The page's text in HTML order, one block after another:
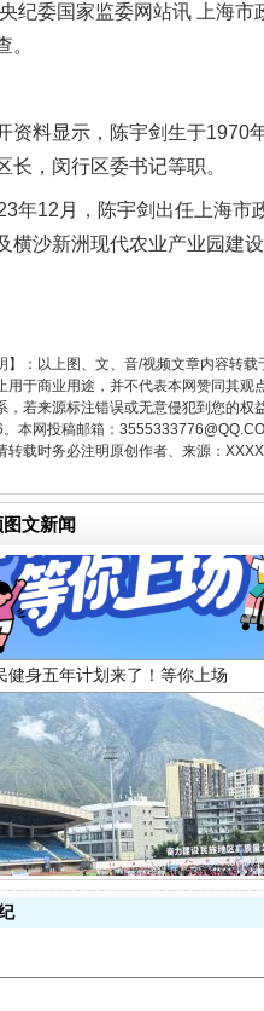
委国家监委网站讯 上海市政
。
料显示，陈宇剑生于1970年
长，闵行区委书记等职。
12月，陈宇剑出任上海市政
横沙新洲现代农业产业园建设
】：以上图、文、音/视频文章内容转
用于商业用途，并不代表本网赞同其
，若来源标注错误或无意侵犯到您的
本网投稿邮箱：
转载时务必注明原创作者、来源：
文新闻
贿1.44亿！段成刚被判无期
健身五年计划来了！等你上场
阿坝州三大球赛在茂县开幕